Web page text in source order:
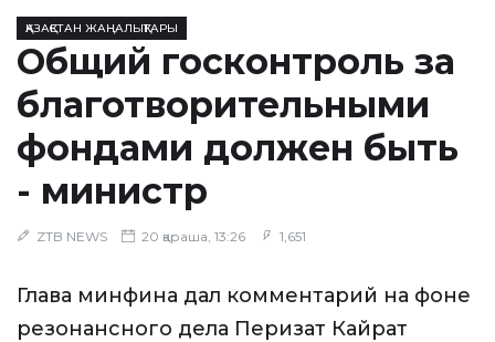
ҚАЗАҚСТАН ЖАҢАЛЫҚТАРЫ
Общий госконтроль за
благотворительными
фондами должен быть
- министр
ZTB NEWS 20 қараша, 13:26 1,651
Глава минфина дал комментарий на фоне
резонансного дела Перизат Кайрат